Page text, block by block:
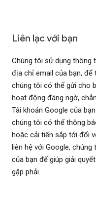
Liên lạc với bạn
Chúng tôi sử dụng thông
địa chỉ email của bạn, để
chúng tôi có thể gửi cho
hoạt động đáng ngờ,
Tài khoản Google của
chúng tôi có thể thông
hoặc cải tiến sắp tới đối
liên hệ với Google,
của bạn để giúp giải
gặp phải.